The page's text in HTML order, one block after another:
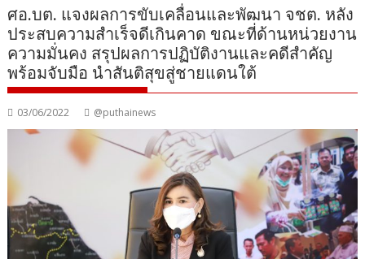
ศอ.บต. แจงผลการขับเคลื่อนและพัฒนา จชต. หลัง
ประสบความสำเร็จดีเกินคาด ขณะที่ด้านหน่วยงาน
ความมั่นคง สรุปผลการปฏิบัติงานและคดีสำคัญ
พร้อมจับมือ นำสันติสุขสู่ชายแดนใต้
03/06/2022 @puthainews